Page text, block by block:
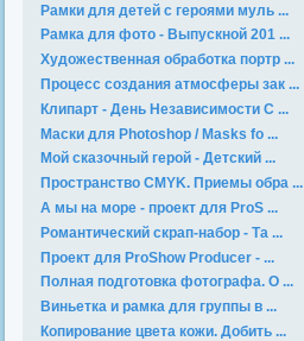
Рамки для детей с героями муль ...
Рамка для фото - Выпускной 201 ...
Художественная обработка портр ...
Процесс создания атмосферы зак ...
Клипарт - День Независимости С ...
Маски для Photoshop / Masks fo ...
Мой сказочный герой - Детский ...
Пространство CMYK. Приемы обра ...
А мы на море - проект для ProS ...
Романтический скрап-набор - Та ...
Проект для ProShow Producer - ...
Полная подготовка фотографа. О ...
Виньетка и рамка для группы в ...
Копирование цвета кожи. Добить ...